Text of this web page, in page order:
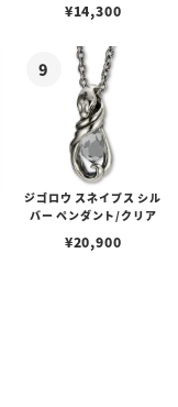
¥14,300
ジゴロウ スネイプス シル
バー ペンダント/クリア
¥20,900